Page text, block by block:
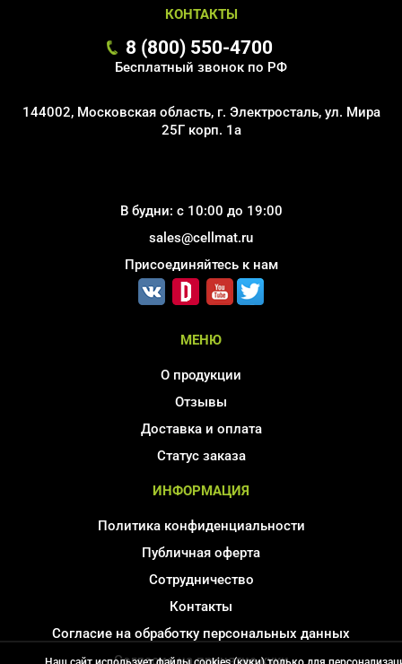
КОНТАКТЫ
8 (800) 550-4700
Бесплатный звонок по РФ
144002, Московская область, г. Электросталь, ул. Мира
25Г корп. 1а
В будни: с 10:00 до 19:00
sales@cellmat.ru
Присоединяйтесь к нам
МЕНЮ
О продукции
Отзывы
Доставка и оплата
Статус заказа
ИНФОРМАЦИЯ
Политика конфиденциальности
Публичная оферта
Сотрудничество
Контакты
Согласие на обработку персональных данных